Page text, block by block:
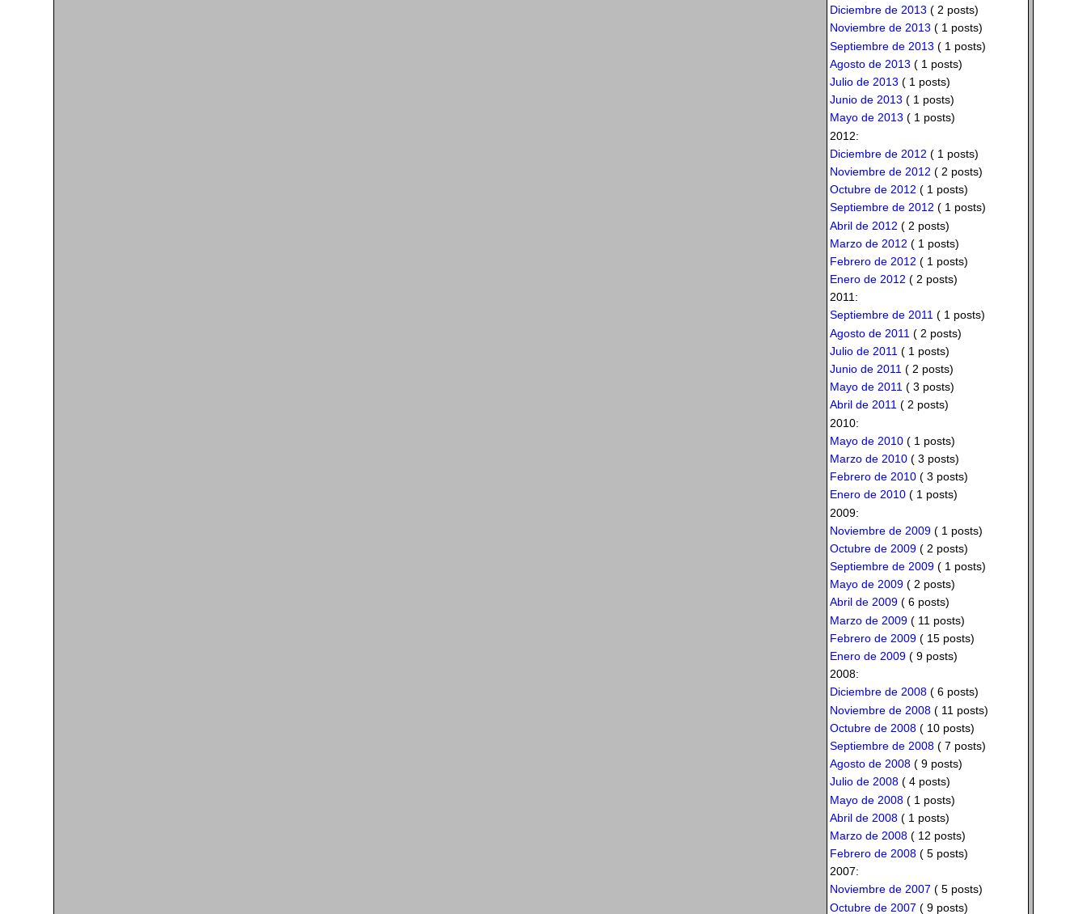
Diciembre de 2013 ( 2 posts)
Noviembre de 2013 ( 1 posts)
Septiembre de 2013 ( 1 posts)
Agosto de 2013 ( 1 posts)
Julio de 2013 ( 1 posts)
Junio de 2013 ( 1 posts)
Mayo de 2013 ( 1 posts)
2012:
Diciembre de 2012 ( 1 posts)
Noviembre de 2012 ( 2 posts)
Octubre de 2012 ( 1 posts)
Septiembre de 2012 ( 1 posts)
Abril de 2012 ( 2 posts)
Marzo de 2012 ( 1 posts)
Febrero de 2012 ( 1 posts)
Enero de 2012 ( 2 posts)
2011:
Septiembre de 2011( 1 posts)
Agosto de 2011 ( 2 posts)
Julio de 2011 ( 1 posts)
Junio de 2011 ( 2 posts)
Mayo de 2011 ( 3 posts)
Abril de 2011( 2 posts)
2010:
Mayo de 2010( 1 posts)
Marzo de 2010( 3 posts)
Febrero de 2010( 3 posts)
Enero de 2010( 1 posts)
2009:
Noviembre de 2009( 1 posts)
Octubre de 2009( 2 posts)
Septiembre de 2009( 1 posts)
Mayo de 2009( 2 posts)
Abril de 2009( 6 posts)
Marzo de 2009( 11 posts)
Febrero de 2009( 15 posts)
Enero de 2009( 9 posts)
2008:
Diciembre de 2008( 6 posts)
Noviembre de 2008( 11 posts)
Octubre de 2008( 10 posts)
Septiembre de 2008( 7 posts)
Agosto de 2008( 9 posts)
Julio de 2008( 4 posts)
Mayo de 2008( 1 posts)
Abril de 2008( 1 posts)
Marzo de 2008( 12 posts)
Febrero de 2008( 5 posts)
2007:
Noviembre de 2007 ( 5 posts)
Octubre de 2007 ( 9 posts)